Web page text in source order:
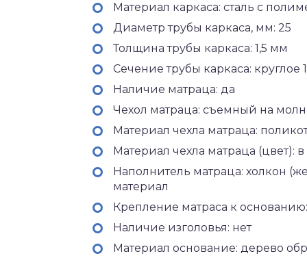
Материал каркаса: сталь с
Диаметр трубы каркаса, мм: 25
Толщина трубы каркаса: 1,5 мм
Сечение трубы каркаса: круглое
Наличие матраца: да
Чехол матраца: съемный на
Материал чехла матраца:
Материал чехла матраца (цвет):
Наполнитель матраца: холкон
материал
Крепление матраса к
Наличие изголовья: нет
Материал основание: дерево